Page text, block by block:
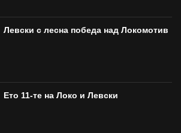
Левски с лесна победа над Локомотив
Ето 11-те на Локо и Левски